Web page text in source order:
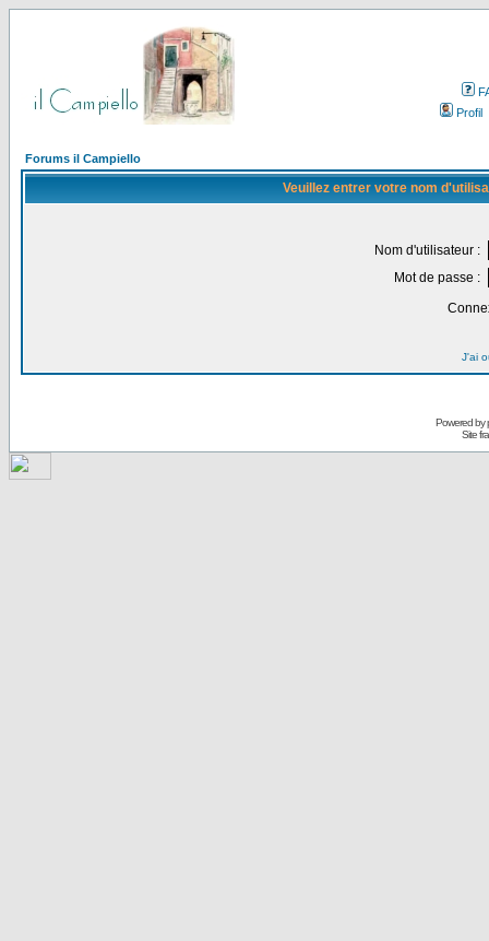
Profil
Forums il Campiello
Veuillez entrer votre nom
Nom d'utilisateur :
Mot de passe :
J'ai
Powered by
Site